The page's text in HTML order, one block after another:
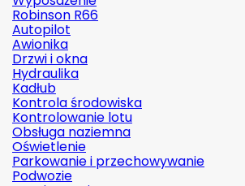
Robinson R66
Autopilot
Awionika
Drzwi i okna
Hydraulika
Kadłub
Kontrola środowiska
Kontrolowanie lotu
Obsługa naziemna
Oświetlenie
Parkowanie i przechowywanie
Podwozie